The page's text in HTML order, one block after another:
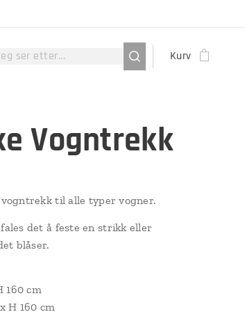
Kurv
Vogntrekk
til alle typer vogner.
det å feste en strikk eller
blåser.
160 cm
H 160 cm